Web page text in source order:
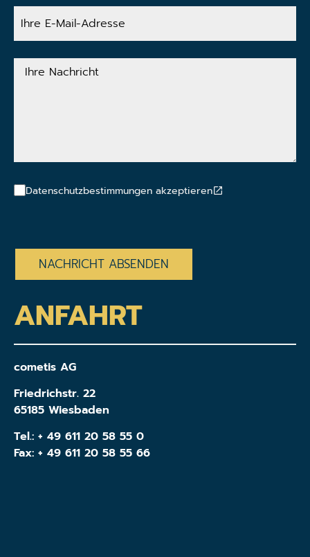
Ihre
E-
Adresse
Ihre
Nachricht
Datenschutzbestimmungen akzeptieren
ANFAHRT
cometis AG
Friedrichstr. 22
65185 Wiesbaden
Tel.: + 49 611 20 58 55 0
Fax: + 49 611 20 58 55 66